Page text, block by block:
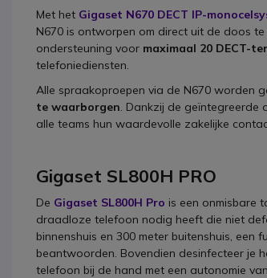
Met het Gigaset N670 DECT IP-
N670 is ontworpen om direct uit de doos
ondersteuning voor maximaal 20 DECT-
telefoniediensten.
Alle spraakoproepen via de N670 worden
te waarborgen . Dankzij de
alle teams hun waardevolle zakelijke
Gigaset SL800H PRO
De Gigaset SL800H Pro is een onmisbare
draadloze telefoon nodig heeft die niet
binnenshuis en 300 meter buitenshuis,
beantwoorden. Bovendien desinfecteer je
telefoon bij de hand met een autonomie